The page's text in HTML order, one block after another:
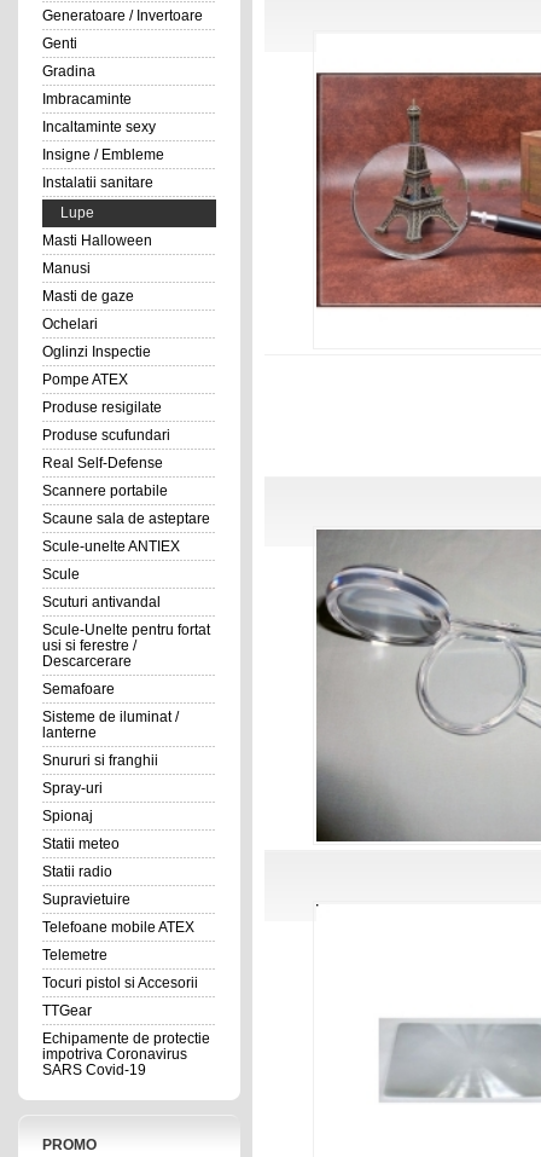
Generatoare / Invertoare
Genti
Gradina
Imbracaminte
Incaltaminte sexy
Insigne / Embleme
Instalatii sanitare
Lupe
Masti Halloween
Manusi
Masti de gaze
Ochelari
Oglinzi Inspectie
Pompe ATEX
Produse resigilate
Produse scufundari
Real Self-Defense
Scannere portabile
Scaune sala de asteptare
Scule-unelte ANTIEX
Scule
Scuturi antivandal
Scule-Unelte pentru fortat
usi si ferestre /
Descarcerare
Semafoare
Sisteme de iluminat /
lanterne
Snururi si franghii
Spray-uri
Spionaj
Statii meteo
Statii radio
Supravietuire
Telefoane mobile ATEX
Telemetre
Tocuri pistol si Accesorii
TTGear
Echipamente de protectie
impotriva Coronavirus
SARS Covid-19
PROMO